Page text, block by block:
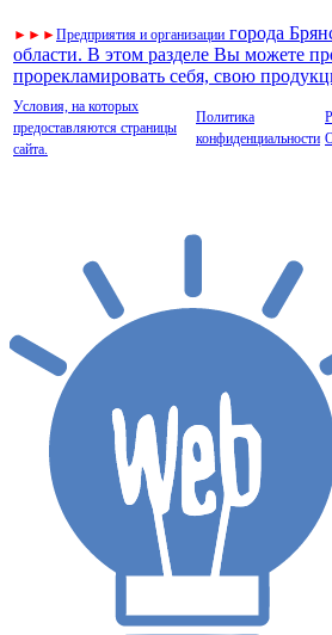
► ► ►Предприятия и организации города
области. В этом разделе Вы можете
прорекламировать себя, свою
Условия, на которых
предоставляются страницы
сайта.
Политика
конфиденциальности